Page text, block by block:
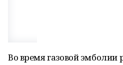
Во время газовой эмболии